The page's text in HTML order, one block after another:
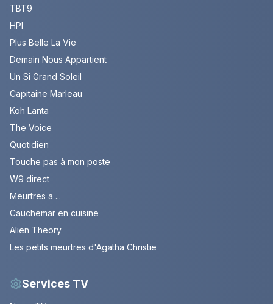
TBT9
HPI
Plus Belle La Vie
Demain Nous Appartient
Un Si Grand Soleil
Capitaine Marleau
Koh Lanta
The Voice
Quotidien
Touche pas à mon poste
W9 direct
Meurtres a ...
Cauchemar en cuisine
Alien Theory
Les petits meurtres d'Agatha Christie
Services TV